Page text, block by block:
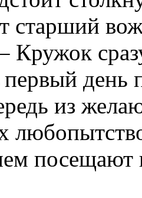
старший
Кружок
день
из
посещают